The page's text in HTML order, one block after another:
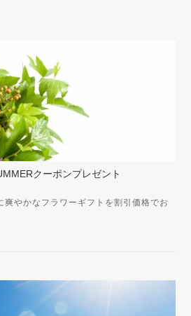
クーポンプレゼント
爽やかなフラワーギフトを割引価格でお